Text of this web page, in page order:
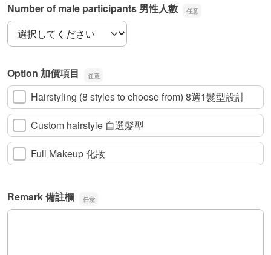
Number of male participants 男性人數
Number of male participants 男性人數
Option 加價項目
Hairstyling (8 styles to choose from) 8選1髮型設計
Custom hairstyle 自選髮型
Full Makeup 化妝
Remark 備註欄
Remark 備註欄